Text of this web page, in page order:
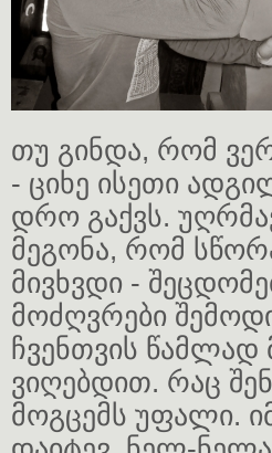
თუ გინდა, რომ
- ციხე ისეთი
დრო გაქვს.
მეგონა, რომ
მივხვდი -
მოძღვრები
ჩვენთვის წამლად
ვიღებდით. რაც
მოგცემს უფალი.